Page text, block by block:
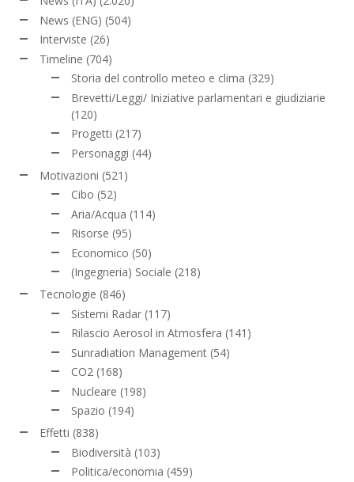
News (ENG) (504)
Interviste (26)
Timeline (704)
Storia del controllo meteo e clima (329)
Brevetti/Leggi/ Iniziative parlamentari e giudiziarie
(120)
Progetti (217)
Personaggi (44)
Motivazioni (521)
Cibo (52)
Aria/Acqua (114)
Risorse (95)
Economico (50)
(Ingegneria) Sociale (218)
Tecnologie (846)
Sistemi Radar (117)
Rilascio Aerosol in Atmosfera (141)
Sunradiation Management (54)
CO2 (168)
Nucleare (198)
Spazio (194)
Effetti (838)
Biodiversità (103)
Politica/economia (459)